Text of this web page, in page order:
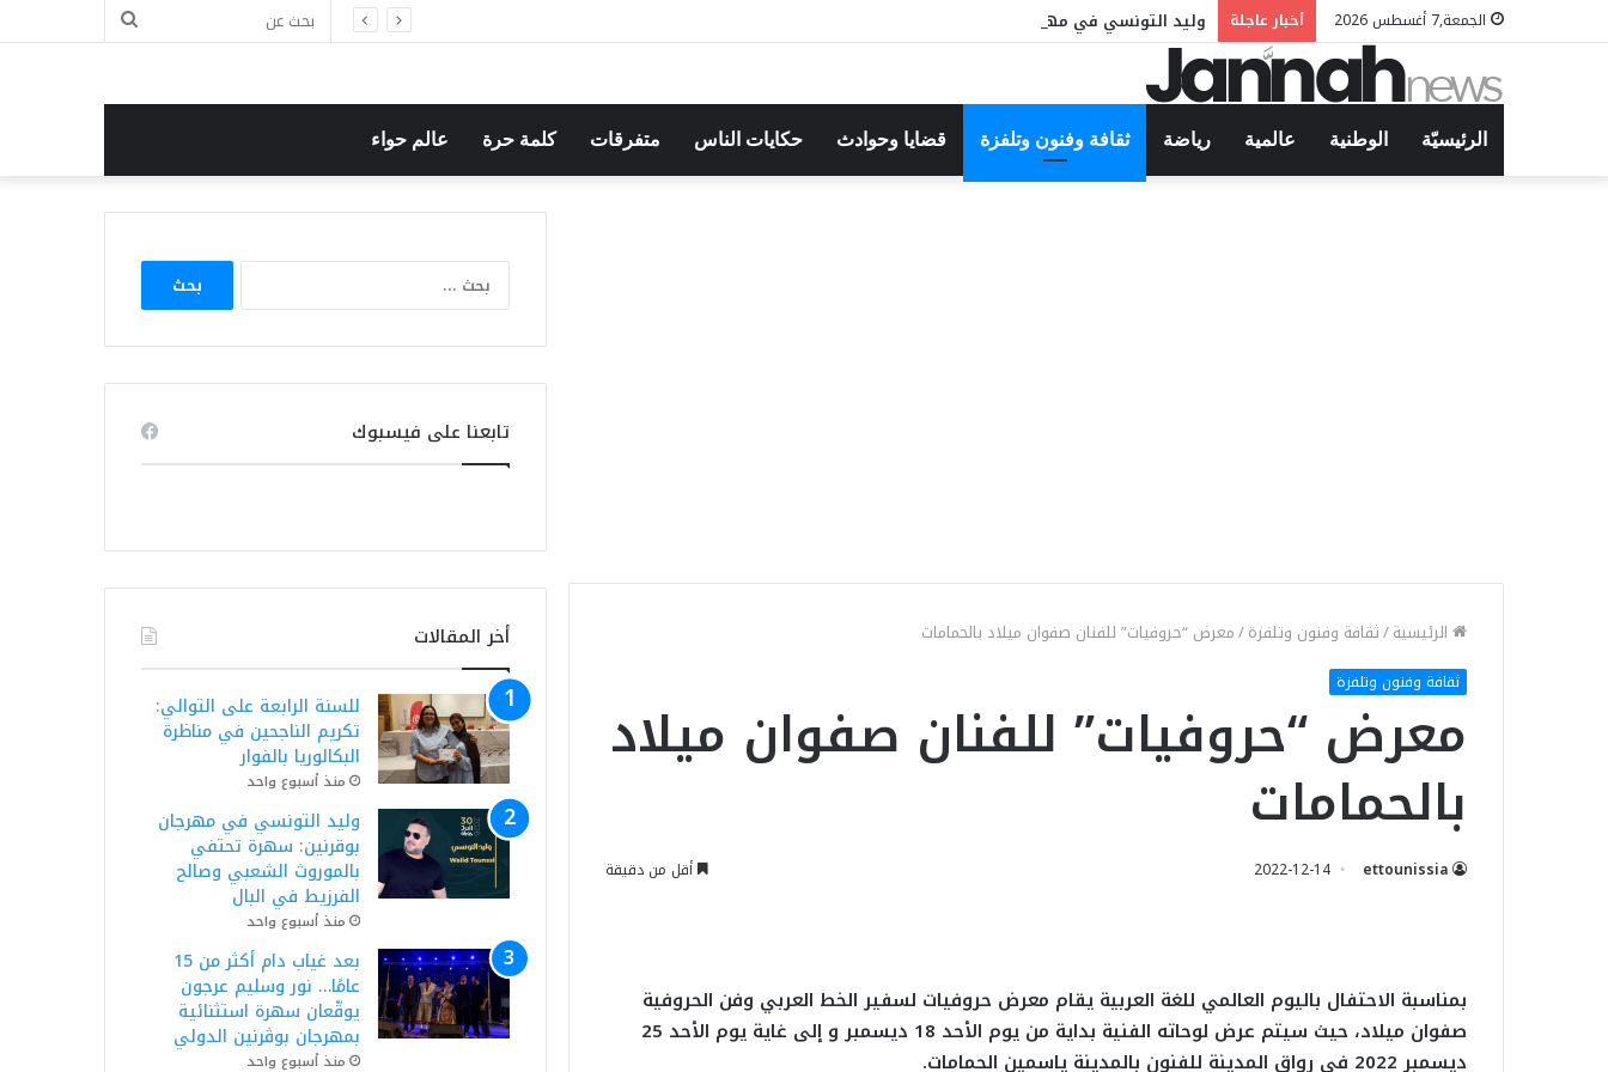
الجمعة,7 أغسطس 2026 أخبار عاجلة وليد التونسي في مهرجان بوقرنين: سهرة تحتفي بالموروث الشعبي وصالح الفرزيط في البال
بحث
الرئيسيّة الوطنية عالمية رياضة ثقافة وفنون وتلفزة قضايا وحوادث حكايات الناس متفرقات كلمة حرة عالم حواء
الرئيسية/ثقافة وفنون وتلفزة/معرض “حروفيات” للفنان صفوان ميلاد بالحمامات
ثقافة وفنون وتلفزة
معرض “حروفيات” للفنان صفوان ميلاد
بالحمامات
ettounissia
2022-12-14 أقل من دقيقة
بمناسبة الاحتفال باليوم العالمي للغة العربية يقام معرض حروفيات لسفير الخط العربي وفن الحروفية
صفوان ميلاد، حيث سيتم عرض لوحاته الفنية بداية من يوم الأحد 18 ديسمبر و إلى غاية يوم الأحد 25
ديسمبر 2022 في رواق المدينة للفنون بالمدينة ياسمين الحمامات.
البحث
تابعنا على فيسبوك
أخر المقالات
للسنة الرابعة على التوالي:
تكريم الناجحين في مناظرة
البكالوريا بالفوار
منذ أسبوع واحد
وليد التونسي في مهرجان
بوقرنين: سهرة تحتفي
بالموروث الشعبي وصالح
الفرزيط في البال
منذ أسبوع واحد
بعد غياب دام أكثر من 15
عامًا… نور وسليم عرجون
يوقّعان سهرة استثنائية
بمهرجان بوڨرنين الدولي
منذ أسبوع واحد